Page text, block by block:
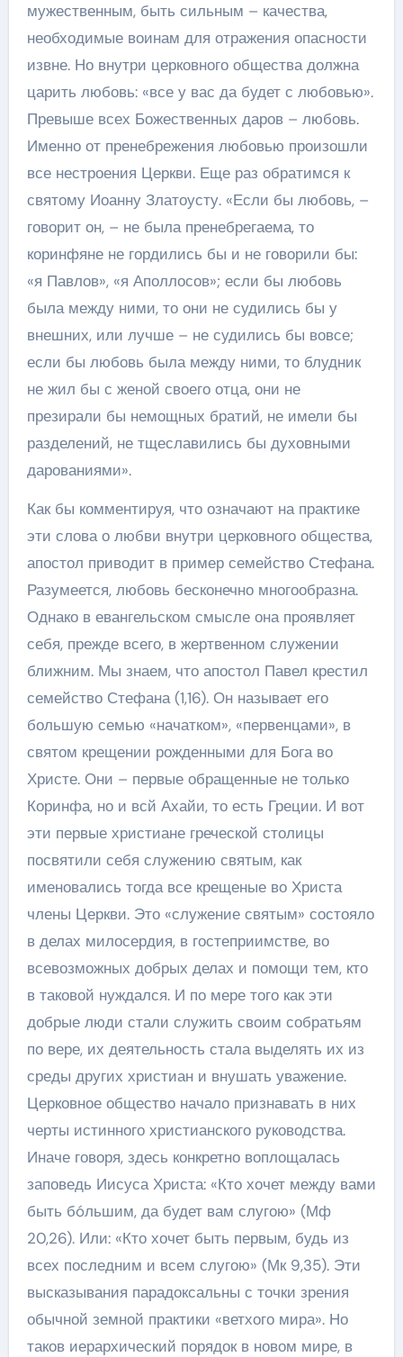
мужественным, быть сильным – качества,
необходимые воинам для отражения опасности
извне. Но внутри церковного общества должна
царить любовь: «все у вас да будет с любовью».
Превыше всех Божественных даров – любовь.
Именно от пренебрежения любовью произошли
все нестроения Церкви. Еще раз обратимся к
святому Иоанну Златоусту. «Если бы любовь, –
говорит он, – не была пренебрегаема, то
коринфяне не гордились бы и не говорили бы:
«я Павлов», «я Аполлосов»; если бы любовь
была между ними, то они не судились бы у
внешних, или лучше – не судились бы вовсе;
если бы любовь была между ними, то блудник
не жил бы с женой своего отца, они не
презирали бы немощных братий, не имели бы
разделений, не тщеславились бы духовными
дарованиями».
Как бы комментируя, что означают на практике
эти слова о любви внутри церковного общества,
апостол приводит в пример семейство Стефана.
Разумеется, любовь бесконечно многообразна.
Однако в евангельском смысле она проявляет
себя, прежде всего, в жертвенном служении
ближним. Мы знаем, что апостол Павел крестил
семейство Стефана (1,16). Он называет его
большую семью «начатком», «первенцами», в
святом крещении рожденными для Бога во
Христе. Они – первые обращенные не только
Коринфа, но и всй Ахайи, то есть Греции. И вот
эти первые христиане греческой столицы
посвятили себя служению святым, как
именовались тогда все крещеные во Христа
члены Церкви. Это «служение святым» состояло
в делах милосердия, в гостеприимстве, во
всевозможных добрых делах и помощи тем, кто
в таковой нуждался. И по мере того как эти
добрые люди стали служить своим собратьям
по вере, их деятельность стала выделять их из
среды других христиан и внушать уважение.
Церковное общество начало признавать в них
черты истинного христианского руководства.
Иначе говоря, здесь конкретно воплощалась
заповедь Иисуса Христа: «Кто хочет между вами
быть бóльшим, да будет вам слугою» (Мф
20,26). Или: «Кто хочет быть первым, будь из
всех последним и всем слугою» (Мк 9,35). Эти
высказывания парадоксальны с точки зрения
обычной земной практики «ветхого мира». Но
таков иерархический порядок в новом мире, в